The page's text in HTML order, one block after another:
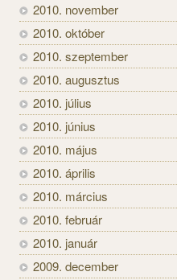
2010. november
2010. október
2010. szeptember
2010. augusztus
2010. július
2010. június
2010. május
2010. április
2010. március
2010. február
2010. január
2009. december